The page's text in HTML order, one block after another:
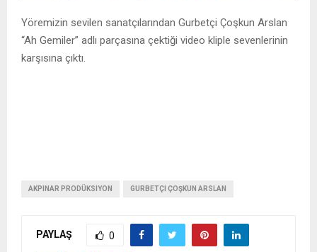
Yöremizin sevilen sanatçılarından Gurbetçi Çoşkun Arslan
“Ah Gemiler” adlı parçasına çektiği video kliple sevenlerinin
karşısına çıktı.
AKPINAR PRODÜKSIYON GURBETÇI ÇOŞKUN ARSLAN
PAYLAŞ 0